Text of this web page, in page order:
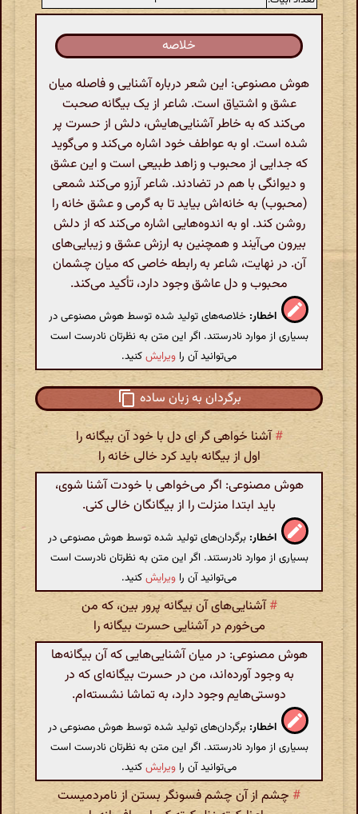
خلاصه
هوش مصنوعی: این شعر درباره آشنایی و فاصله میان
عشق و اشتیاق است. شاعر از یک بیگانه صحبت
می‌کند که به خاطر آشنایی‌هایش، دلش از حسرت پر
شده است. او به عواطف خود اشاره می‌کند و می‌گوید
که جدایی از محبوب و زاهد طبیعی است و این عشق
و دیوانگی با هم در تضادند. شاعر آرزو می‌کند شمعی
(محبوب) به خانه‌اش بیاید تا به گرمی و عشق خانه را
روشن کند. او به اندوه‌هایی اشاره می‌کند که از دلش
بیرون می‌آیند و همچنین به ارزش عشق و زیبایی‌های
آن. در نهایت، شاعر به رابطه خاصی که میان چشمان
محبوب و دل عاشق وجود دارد، تأکید می‌کند.
اخطار: خلاصه‌های تولید شده توسط هوش مصنوعی در
بسیاری از موارد نادرستند. اگر این متن به نظرتان نادرست است
می‌توانید آن را ویرایشکنید.
برگردان به زبان ساده
#آشنا خواهی گر ای دل با خود آن بیگانه را
اول از بیگانه باید کرد خالی خانه را
هوش مصنوعی: اگر می‌خواهی با خودت آشنا شوی،
باید ابتدا منزلت را از بیگانگان خالی کنی.
اخطار: برگردان‌های تولید شده توسط هوش مصنوعی در
بسیاری از موارد نادرستند. اگر این متن به نظرتان نادرست است
می‌توانید آن را ویرایشکنید.
#آشنایی‌های آن بیگانه پرور بین، که من
می‌خورم در آشنایی حسرت بیگانه را
هوش مصنوعی: در میان آشنایی‌هایی که آن بیگانه‌ها
به وجود آورده‌اند، من در حسرت بیگانه‌ای که در
دوستی‌هایم وجود دارد، به تماشا نشسته‌ام.
اخطار: برگردان‌های تولید شده توسط هوش مصنوعی در
بسیاری از موارد نادرستند. اگر این متن به نظرتان نادرست است
می‌توانید آن را ویرایشکنید.
# چشم از آن چشم فسونگر بستن از نامردمیست